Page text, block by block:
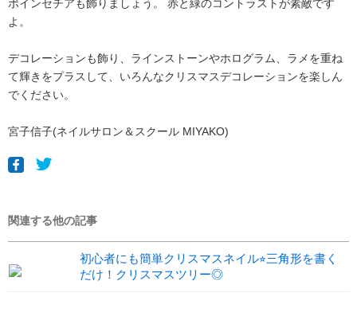
ポインセチアも飾りましょう。 赤と緑のコントラストが素敵です
よ。
デコレーションも飾り、ラインストーンやホログラム、ラメを重ね
て輝きをプラスして、いろんなクリスマスデコレーションを楽しん
でください。
宮子信子(ネイルサロン＆スクール MIYAKO)
関連する他の記事
初心者にも簡単クリスマスネイル⭐︎三角形を書く
だけ！クリスマスツリー◎